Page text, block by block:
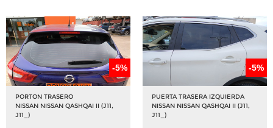
-5%
PORTON TRASERO
NISSAN NISSAN QASHQAI II (J11,
J11_)
-5%
PUERTA TRASERA IZQUIERDA
NISSAN NISSAN QASHQAI II (J11,
J11_)